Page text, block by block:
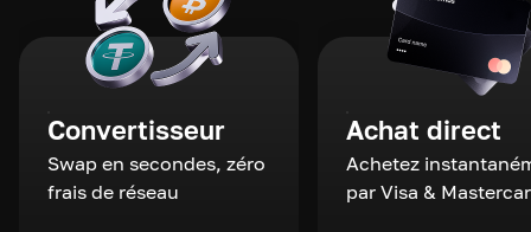
Convertisseur
Swap en secondes, zéro
frais de réseau
Achat direct
Achetez
par Visa &